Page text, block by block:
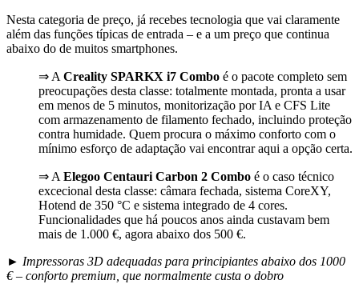
Nesta categoria de preço, já recebes tecnologia que vai claramente
além das funções típicas de entrada – e a um preço que continua
abaixo do de muitos smartphones.
⇒ A Creality SPARKX i7 Combo é o pacote completo sem
preocupações desta classe: totalmente montada, pronta a usar
em menos de 5 minutos, monitorização por IA e CFS Lite
com armazenamento de filamento fechado, incluindo proteção
contra humidade. Quem procura o máximo conforto com o
mínimo esforço de adaptação vai encontrar aqui a opção certa.
⇒ A Elegoo Centauri Carbon 2 Combo é o caso técnico
excecional desta classe: câmara fechada, sistema CoreXY,
Hotend de 350 °C e sistema integrado de 4 cores.
Funcionalidades que há poucos anos ainda custavam bem
mais de 1.000 €, agora abaixo dos 500 €.
► Impressoras 3D adequadas para principiantes abaixo dos 1000
€ – conforto premium, que normalmente custa o dobro